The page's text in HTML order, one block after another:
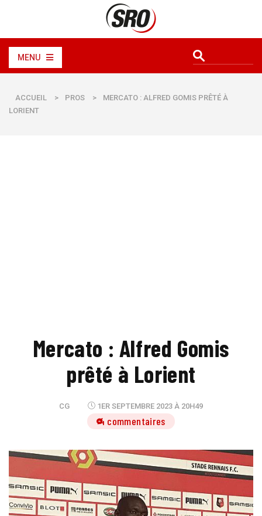
MENU
ACCUEIL > PROS >
MERCATO : ALFRED GOMIS PRÊTÉ À
LORIENT
Mercato : Alfred Gomis
prêté à Lorient
CG 1ER SEPTEMBRE 2023 À 20H49
4 commentaires